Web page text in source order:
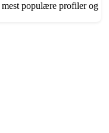
populære profiler og